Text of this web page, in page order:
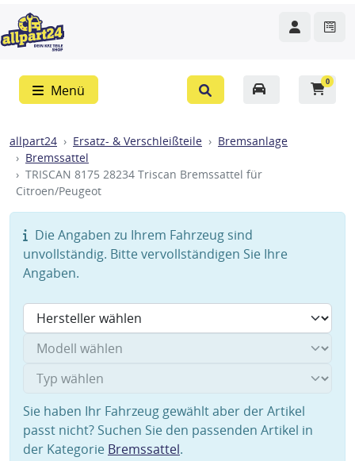
Menü
0
allpart24 Ersatz- & Verschleißteile
Bremsanlage
Bremssattel
TRISCAN 8175 28234 Triscan Bremssattel für
Citroen/Peugeot
Die Angaben zu Ihrem Fahrzeug sind
unvollständig. Bitte vervollständigen Sie Ihre
Angaben.
Sie haben Ihr Fahrzeug gewählt aber der Artikel
passt nicht? Suchen Sie den passenden Artikel in
der Kategorie Bremssattel.